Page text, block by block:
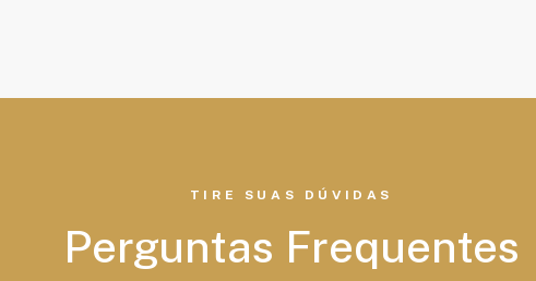
TIRE SUAS DÚVIDAS
Perguntas Frequentes